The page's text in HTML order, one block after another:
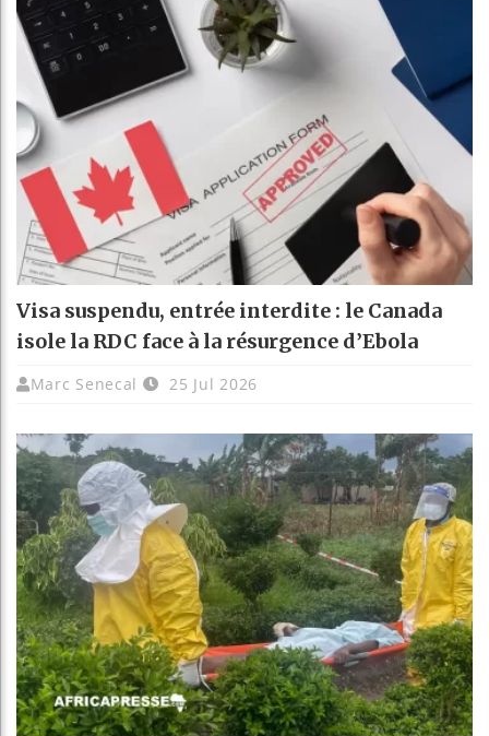
Visa suspendu, entrée interdite : le Canada
isole la RDC face à la résurgence d’Ebola
Marc Senecal 25 Jul 2026